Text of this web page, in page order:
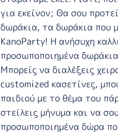
για εκείνον; Θα σου
δωράκια, τα δωράκια που
KanoParty! Η ανήσυχη
προσωποποιημένα
Μπορείς να διαλέξεις
customized κασετίνες,
παιδιού με το θέμα του
στείλεις μήνυμα και να
προσωποποιημένα δώρα